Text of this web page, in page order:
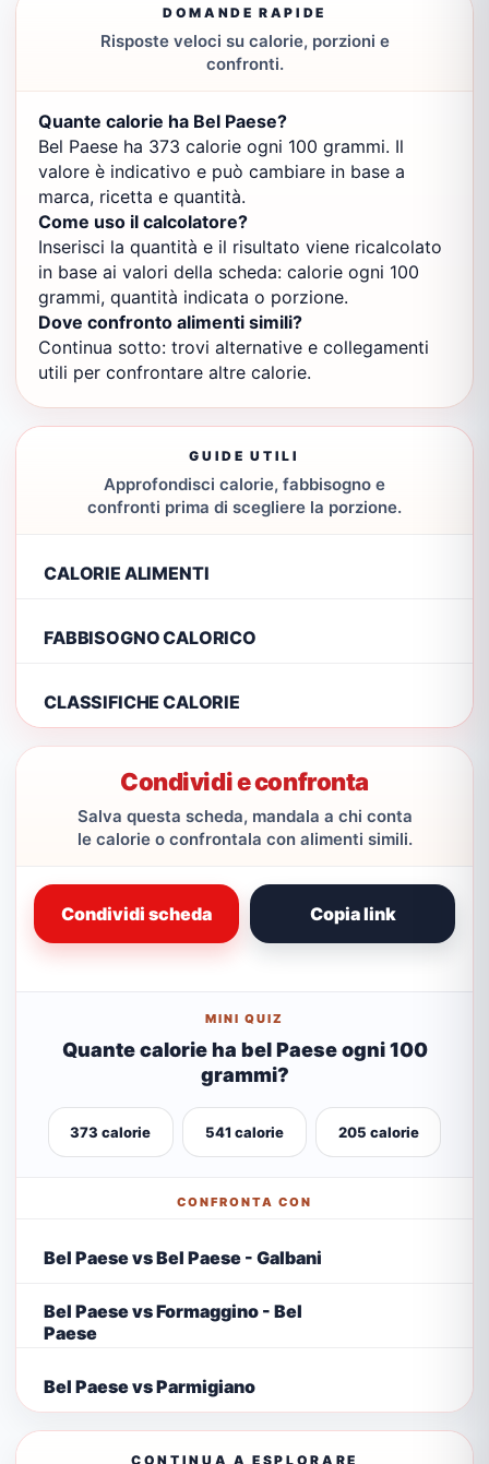
DOMANDE RAPIDE
Risposte veloci su calorie, porzioni e
confronti.
Quante calorie ha Bel Paese?
Bel Paese ha 373 calorie ogni 100 grammi. Il
valore è indicativo e può cambiare in base a
marca, ricetta e quantità.
Come uso il calcolatore?
Inserisci la quantità e il risultato viene ricalcolato
in base ai valori della scheda: calorie ogni 100
grammi, quantità indicata o porzione.
Dove confronto alimenti simili?
Continua sotto: trovi alternative e collegamenti
utili per confrontare altre calorie.
GUIDE UTILI
Approfondisci calorie, fabbisogno e
confronti prima di scegliere la porzione.
CALORIE ALIMENTI
FABBISOGNO CALORICO
CLASSIFICHE CALORIE
Condividi e confronta
Salva questa scheda, mandala a chi conta
le calorie o confrontala con alimenti simili.
Condividi scheda Copia link
MINI QUIZ
Quante calorie ha bel Paese ogni 100
grammi?
373 calorie 541 calorie 205 calorie
CONFRONTA CON
Bel Paese vs Bel Paese - Galbani
Bel Paese vs Formaggino - Bel
Paese
Bel Paese vs Parmigiano
CONTINUA A ESPLORARE